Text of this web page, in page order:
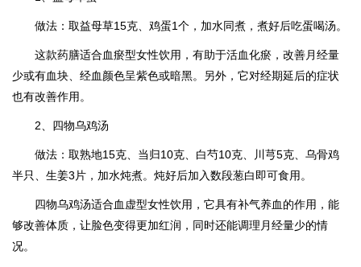
做法：取益母草15克、鸡蛋1个，加水同煮，煮好后吃蛋喝汤。
这款药膳适合血瘀型女性饮用，有助于活血化瘀，改善月经量
少或有血块、经血颜色呈紫色或暗黑。另外，它对经期延后的症状
也有改善作用。
2、四物乌鸡汤
做法：取熟地15克、当归10克、白芍10克、川芎5克、乌骨鸡
半只、生姜3片，加水炖煮。炖好后加入数段葱白即可食用。
四物乌鸡汤适合血虚型女性饮用，它具有补气养血的作用，能
够改善体质，让脸色变得更加红润，同时还能调理月经量少的情
况。